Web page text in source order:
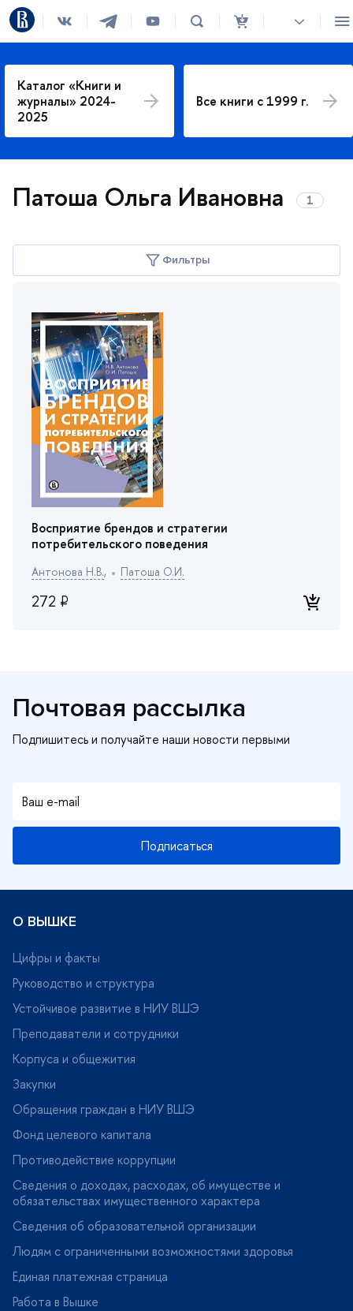
Каталог «Книги и
журналы» 2024-
2025
се книги с 1999 г.
Патоша Ольга Ивановна
Фильтры
Тематика
менеджмент
осприятие брендов и стратегии
потребительского поведения
Антонова Н.В., Патоша О.И.
272 ₽
Почтовая рассылка
Подписаться
О ВЫШКЕ
Цифры и факты
Руководство и структура
Устойчивое развитие в НИУ ВШЭ
Преподаватели и сотрудники
Корпуса и общежития
Закупки
Обращения граждан в НИУ ВШЭ
Фонд целевого капитала
Противодействие коррупции
Сведения о доходах, расходах, об имуществе и
обязательствах имущественного характера
Сведения об образовательной организации
Людям с ограниченными возможностями здоровья
Единая платежная страница
Работа в Вышке